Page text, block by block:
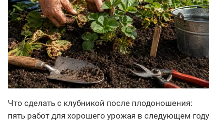
Что сделать с клубникой после плодоношения:
пять работ для хорошего урожая в следующем году